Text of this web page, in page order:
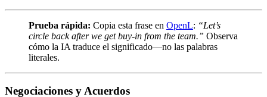
Prueba rápida: Copia esta frase en OpenL: “Let’s
circle back after we get buy-in from the team.” Observa
cómo la IA traduce el significado—no las palabras
literales.
Negociaciones y Acuerdos